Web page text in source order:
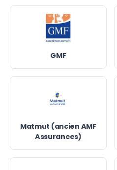
GMF
Matmut (ancien AMF
Assurances)